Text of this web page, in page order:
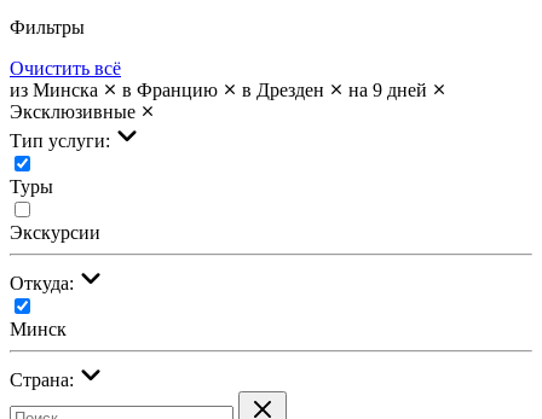
Фильтры
Очистить всё
из Минска
в Францию в Дрезден
на 9 дней
Эксклюзивные
Тип услуги:
Туры
Экскурсии
Откуда:
Минск
Страна: